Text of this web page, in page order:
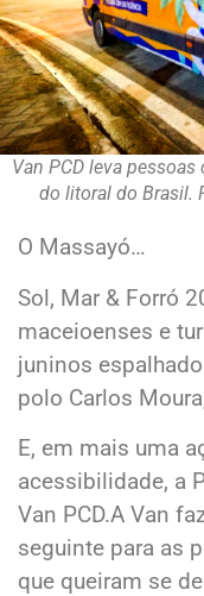
Van PCD leva
do litoral do Brasil.
O Massayó…
Sol, Mar & Forró
maceioenses e
juninos
polo Carlos
E, em mais uma
acessibilidade, a
Van PCD.A Van
seguinte para as
que queiram se